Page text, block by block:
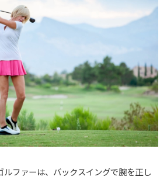
ルファーは、バックスイングで腕を正し